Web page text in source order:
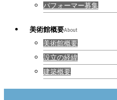
パフォーマー募集
美術館概要About
美術館概要
設立の経緯
建築概要